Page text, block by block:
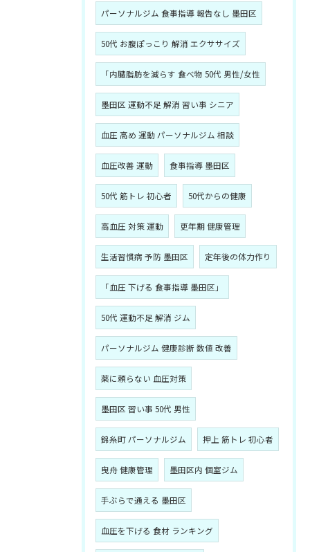
パーソナルジム 食事指導 報告なし 墨田区
50代 お腹ぽっこり 解消 エクササイズ
「内臓脂肪を減らす 食べ物 50代 男性/女性
墨田区 運動不足 解消 習い事 シニア
血圧 高め 運動 パーソナルジム 相談
血圧改善 運動 食事指導 墨田区
50代 筋トレ 初心者 50代からの健康
高血圧 対策 運動 更年期 健康管理
生活習慣病 予防 墨田区 定年後の体力作り
「血圧 下げる 食事指導 墨田区」
50代 運動不足 解消 ジム
パーソナルジム 健康診断 数値 改善
薬に頼らない 血圧対策
墨田区 習い事 50代 男性
錦糸町 パーソナルジム 押上 筋トレ 初心者
曳舟 健康管理 墨田区内 個室ジム
手ぶらで通える 墨田区
血圧を下げる 食材 ランキング